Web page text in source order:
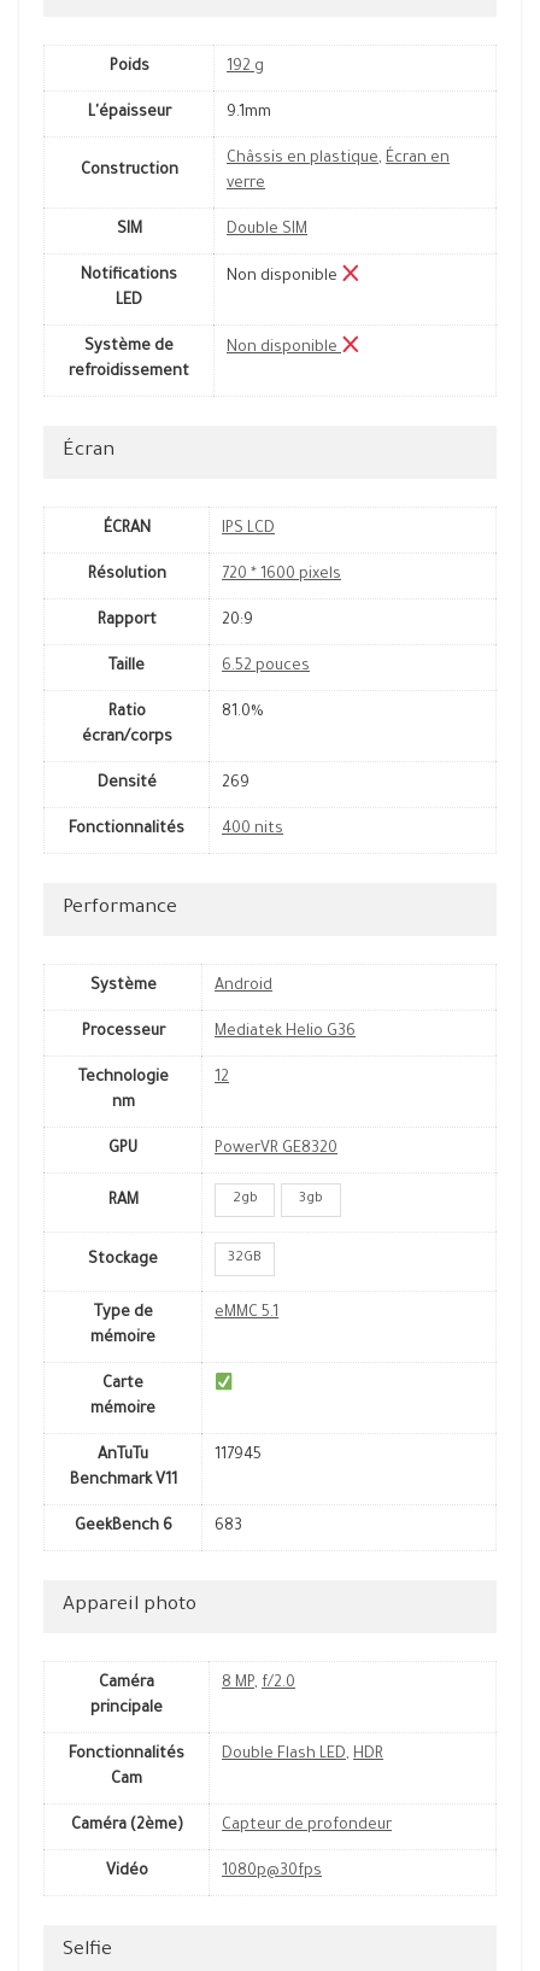
Poids 192 g
L'épaisseur 9.1mm
Construction
Châssis en plastique, Écran en
verre
SIM Double SIM
Notifications
LED
Non disponible
Système de
refroidissement
Non disponible
Écran
ÉCRAN IPS LCD
Résolution 720 * 1600 pixels
Rapport 20:9
Taille 6.52 pouces
Ratio
écran/corps
81.0%
Densité 269
Fonctionnalités 400 nits
Performance
Système Android
Processeur Mediatek Helio G36
Technologie
nm
12
GPU PowerVR GE8320
RAM 2gb 3gb
Stockage 32GB
Type de
mémoire
eMMC 5.1
Carte
mémoire
AnTuTu
Benchmark V11
117945
GeekBench 6 683
Appareil photo
Caméra
principale
8 MP, f/2.0
Fonctionnalités
Cam
Double Flash LED, HDR
Caméra (2ème) Capteur de profondeur
Vidéo 1080p@30fps
Selfie